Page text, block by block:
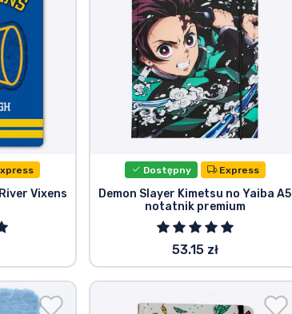
Vixens
Dostępny Express
Demon Slayer Kimetsu no Yaiba A5
notatnik premium
53.15 zł